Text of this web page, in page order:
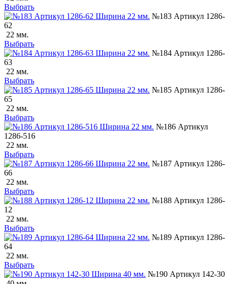
Выбрать
№183 Артикул 1286-
62
22 мм.
Выбрать
№184 Артикул 1286-
63
22 мм.
Выбрать
№185 Артикул 1286-
65
22 мм.
Выбрать
№186 Артикул
1286-516
22 мм.
Выбрать
№187 Артикул 1286-
66
22 мм.
Выбрать
№188 Артикул 1286-
12
22 мм.
Выбрать
№189 Артикул 1286-
64
22 мм.
Выбрать
№190 Артикул 142-30